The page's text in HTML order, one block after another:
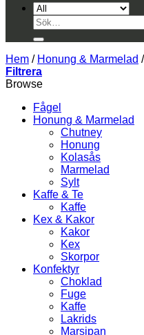
Sök
efter:
Hem / Honung & Marmelad /
Filtrera
Browse
Fågel
Honung & Marmelad
Chutney
Honung
Kolasås
Marmelad
Sylt
Kaffe & Te
Kaffe
Kex & Kakor
Kakor
Kex
Skorpor
Konfektyr
Choklad
Fuge
Kaffe
Lakrids
Marsipan